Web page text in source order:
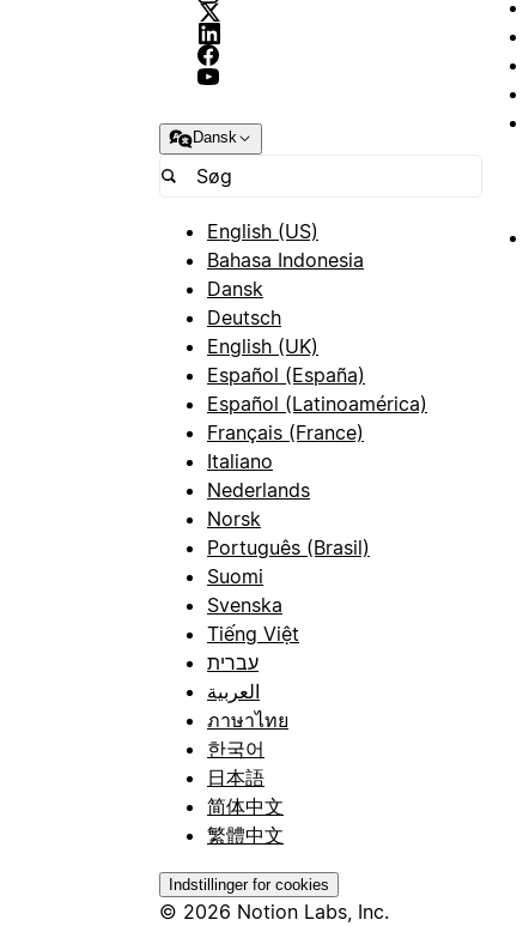
Dansk
English (US)
Bahasa Indonesia
Dansk
Deutsch
English (UK)
Español (España)
Español (Latinoamérica)
Français (France)
Italiano
Nederlands
Norsk
Português (Brasil)
Suomi
Svenska
Tiếng Việt
עברית
العربية
ภาษาไทย
한국어
日本語
简体中文
繁體中文
Indstillinger for cookies
© 2026 Notion Labs, Inc.